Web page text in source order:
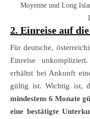
Moyenne und Long
2. Einreise auf
Für deutsche,
Einreise
erhältst bei Ankunft
gültig ist. Wichtig ist,
mindestens 6 Monate
eine bestätigte